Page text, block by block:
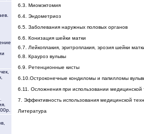
6.3. Миомэктомия
6.4. Эндометриоз
6.5. Заболевания наружных половых органов
6.6. Конизация шейки матки
6.7. Лейкоплакия, эритроплакия, эрозия шейки
6.8. Крауроз вульвы
6.9. Ретенционные кисты
6.10.Остроконечные кондиломы и папилломы
6.11. Осложнения при использовании медицинской
7. Эффективность использования медицинской
Литература